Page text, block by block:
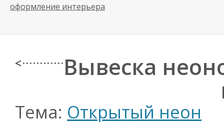
оформление интерьера
< · · · · · · · · · · · ·Вывеска
Тема: Открытый неон